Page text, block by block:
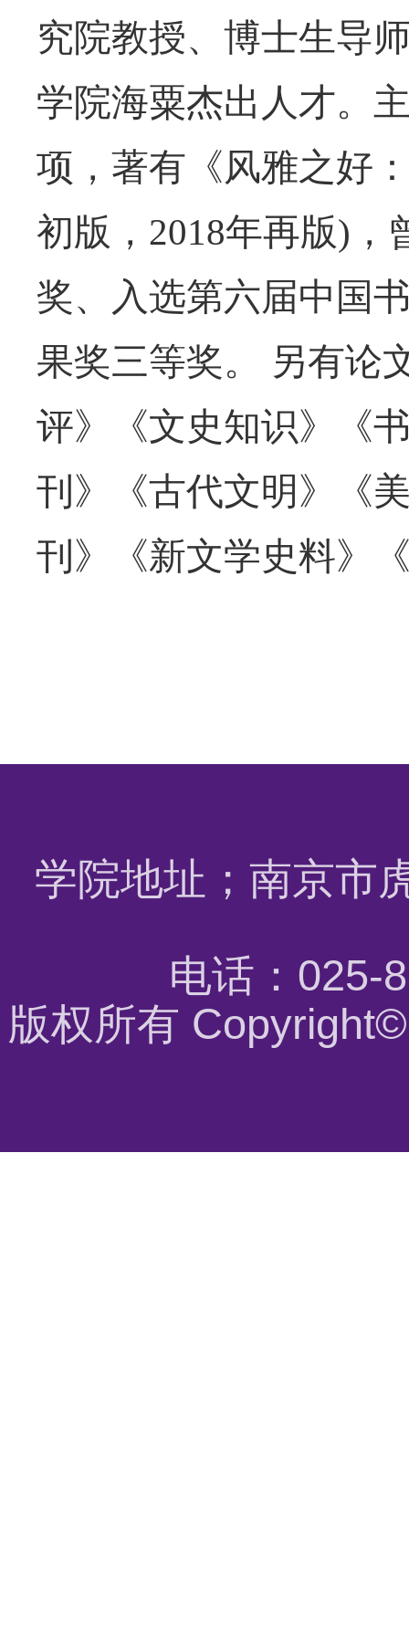
究院教授、博士生导
学院海粟杰出人才。
项，著有《风雅之好
初版，2018年再版)，
奖、入选第六届中国
果奖三等奖。 另有论
评》《文史知识》《
刊》《古代文明》《
刊》《新文学史料》
学院地址；南京市
电话：025-
版权所有